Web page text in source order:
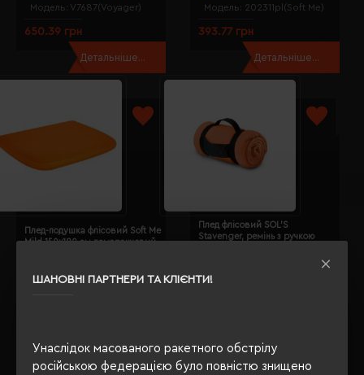
ШАНОВНІ ПАРТНЕРИ ТА КЛІЄНТИ!
Унаслідок масованого ракетного обстрілу
російською федерацією було повністю знищено
Модель: V7687(Voyager)
650.39 грн
Детальніше...
Модель: 202311pl(Soft Me)
393.77 грн
Детальніше...
Кількість кольорів: 10
Плед-подушка флісовий Soft Me
Mild 150х180 см помаранчевий
Кількість кольорів:
Плед флісовий SOL’S
Stavenger, ремінь з ручкою
Детальніше...
Показано з 1 по 6 із 6 (1 сторінок)